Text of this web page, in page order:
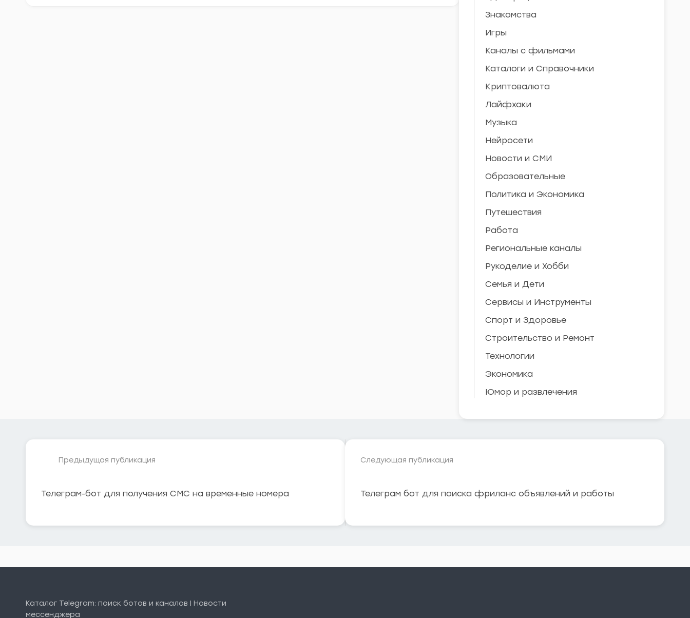
Знакомства
Игры
Каналы с фильмами
Каталоги и Справочники
Криптовалюта
Лайфхаки
Музыка
Нейросети
Новости и СМИ
Образовательные
Политика и Экономика
Путешествия
Работа
Региональные каналы
Рукоделие и Хобби
Семья и Дети
Сервисы и Инструменты
Спорт и Здоровье
Строительство и Ремонт
Технологии
Экономика
Юмор и развлечения
Предыдущая публикация
Телеграм-бот для получения СМС на временные номера
Следующая публикация
Телеграм бот для поиска фриланс объявлений и работы
Каталог Telegram: поиск ботов и каналов | Новости
мессенджера